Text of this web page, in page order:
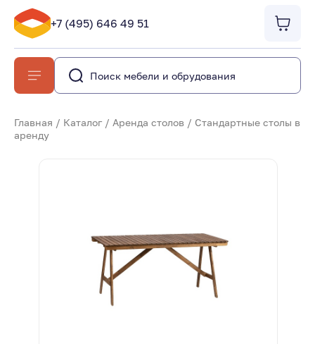
+7 (495) 646 49 51
Главная / Каталог / Аренда столов / Стандартные столы в
аренду